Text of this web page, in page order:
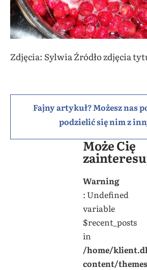
Zdjęcia: Sylwia Źródło zdjęcia
Fajny artykuł? Możesz nas
podzielić się nim z
Może Cię
Warning
: Undefined
variable
$recent_posts
in
/home/
content/